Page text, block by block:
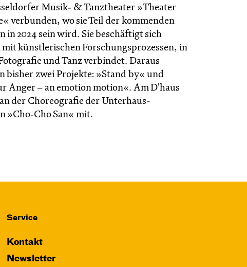
Musik- & Tanztheater »Theater
verbunden, wo sie Teil der kommenden
in 2024 sein wird. Sie beschäftigt sich
mit künstlerischen Forschungsprozessen, in
und Tanz verbindet. Daraus
bisher zwei Projekte: »Stand by« und
Anger – an emotion motion«. Am D'haus
der Choreografie der Unterhaus-
»Cho-Cho San« mit.
Service
Kontakt
Newsletter